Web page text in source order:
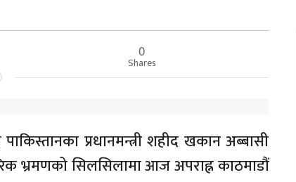
0
Shares
प्रधानमन्त्री शहीद खकान अब्बासी
भ्रमणको सिलसिलामा आज अपराह्न काठमाडौं